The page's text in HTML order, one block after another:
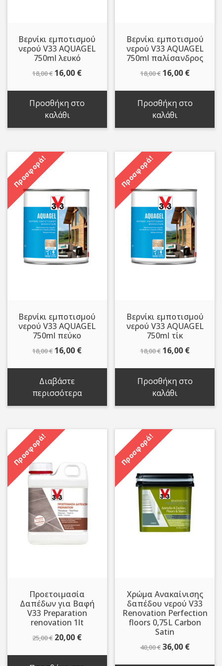
Βερνίκι εμποτισμού
νερού V33 AQUAGEL
750ml λευκό
18,00€ Original
18,00 €.
16,00 €Η
είναι:
Προσθήκη στο
καλάθι
Βερνίκι εμποτισμού
νερού V33 AQUAGEL
750ml παλίσανδρος
18,00€ Original
18,00 €.
16,00 €Η
είναι:
Προσθήκη στο
καλάθι
Προσφορά!
Βερνίκι εμποτισμού
νερού V33 AQUAGEL
750ml πεύκο
18,00€ Original
18,00 €.
16,00 €Η
16,00 €.
Διαβάστε
περισσότερα
Προσφορά!
Βερνίκι εμποτισμού
νερού V33 AQUAGEL
750ml τίκ
18,00€ Original
18,00 €.
16,00 €Η
είναι:
Προσθήκη στο
καλάθι
Προσφορά!
Προετοιμασία
Δαπέδων για Βαφή
V33 Preparation
renovation 1lt
25,00€ Original
20,00 €Η
Προσφορά!
Χρώμα Ανακαίνισης
δαπέδου νερού V33
Renovation Perfection
floors 0,75L Carbon
Satin
40,00€ Original
36,00 €Η